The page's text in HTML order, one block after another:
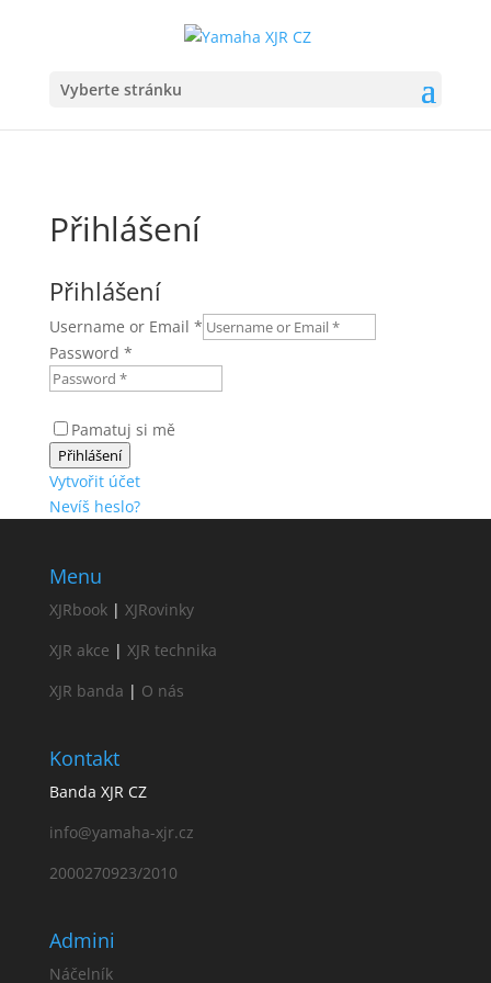
Vyberte stránku
Přihlášení
Přihlášení
Username or Email *
Password *
Pamatuj si mě
Přihlášení
Vytvořit účet
Nevíš heslo?
Menu
XJRbook| XJRovinky
XJR akce | XJR technika
XJR banda | O nás
Kontakt
Banda XJR CZ
info@yamaha-xjr.cz
2000270923/2010
Admini
Náčelník